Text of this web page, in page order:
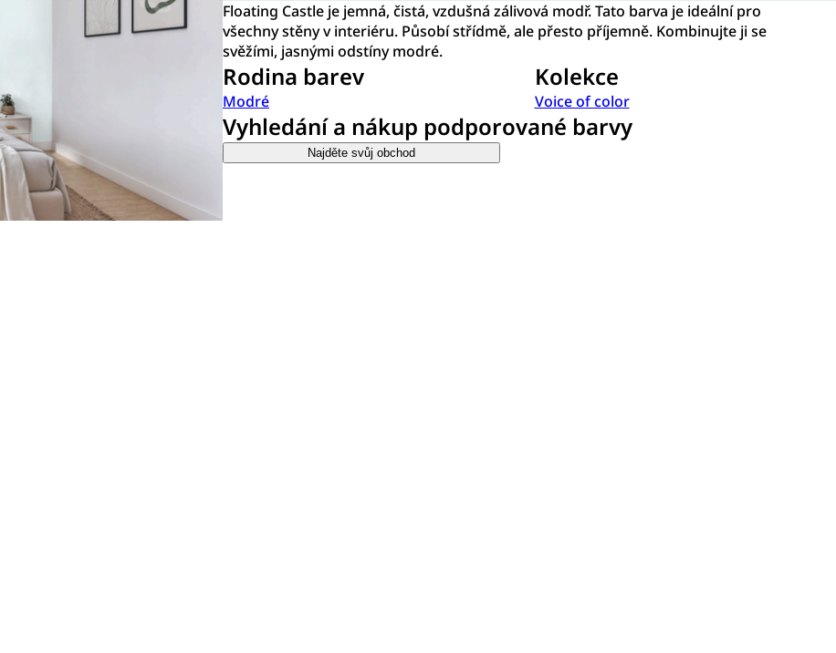
Floating Castle je jemná, čistá, vzdušná zálivová modř. Tato barva je ideální pro
všechny stěny v interiéru. Působí střídmě, ale přesto příjemně. Kombinujte ji se
svěžími, jasnými odstíny modré.
Rodina barev
Modré
Kolekce
Voice of color
Vyhledání a nákup podporované barvy
Najděte svůj obchod